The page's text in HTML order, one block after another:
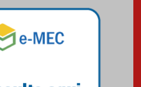
Mackenzie mobiliza campanha
solidária para apoiar famílias em
Minas Gerais